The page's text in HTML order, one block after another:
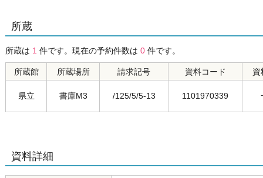
所蔵
所蔵は 1 件です。現在の予約件数は 0 件です。
所蔵館 所蔵場所 請求記号 資料コード 資
県立 書庫M3 /125/5/5-13 1101970339
資料詳細